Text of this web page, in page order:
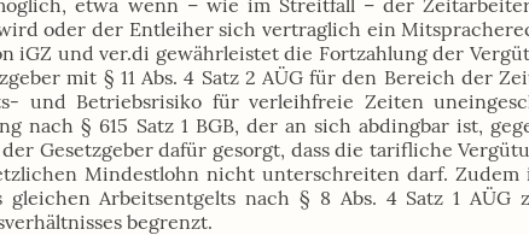
etwa wenn – wie im Streitfall – der
oder der Entleiher sich vertraglich ein
iGZ und ver.di gewährleistet die Fortzahlung der
mit § 11 Abs. 4 Satz 2 AÜG für den Bereich der
und Betriebsrisiko für verleihfreie Zeiten
nach § 615 Satz 1 BGB, der an sich abdingbar ist,
Gesetzgeber dafür gesorgt, dass die tarifliche
Mindestlohn nicht unterschreiten darf. Zudem
Arbeitsentgelts nach § 8 Abs. 4 Satz 1 AÜG
begrenzt.